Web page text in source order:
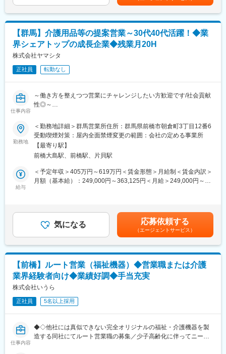
・サービス提供管理・保守
・ご利用者様やご家族へのヒアリング、サービス設計・立上げ
・ケアマネージャーや医療機関、福祉事業所、行政等との調整
・スタッフの採用・指導・育成
・各種プロジェクトへの参加
※担当エリアは選考時の希望を考慮の上、決定します。
【入社直後の流れ】
す。
■入社～1カ月目
格取得。なお、資格取得のための費用は当社負担となります。
■1～3か月目
・OJTを受けながら日勤・夜勤両方の介護現場での業務をお任せ
します。
※研修終了後は現場業務は無くなるため日勤のみ
■3～6か月目
・マネージャー業務を学んでいただきます。ピープルマネジメン
■本配属後
・各事業所の課題や目的に合わせてマネジメント業務に専念頂き
【キャリアパス（例）】
・医療介護スタッフ（2週間程度の基礎研修必要資格取得、現場業
務）
・サービスリーダー（入社3カ月～※研修期間）
・サービス提供責任者（入社半年／年収420～650万円）
・サービスマネージャー（入社1年／年収560～700万円）
・エリアマネージャー（入社1年～／年収700～800万円）
・ブロックマネージャー（年収800～900万円）
・ゼネラルマネージャー（年収900～1200万円）
域加算手当分が異なる※時間外手当は別途全額支給賃金はあくまで
も目安の金額であり、選考を通じて上下する可能性があります。
月給(月額)は固定手当を含めた表記です。
【群馬】介護用品等の提案営業～30代40代活躍！◆業
界シェアトップの成長企業◆残業月20H
株式会社ヤマシタ
正社員 転勤なし
仕事内容
～働き方を整えつつ営業にチャレンジしたい方歓迎です/社会貢献
性◎～
介護用品等の提供を行うケアマネージャーに対する提案をお任せ
します。
ケアマネジャーや実際に介護用品を使用する個人のお客様との信
頼関係を構築していただき、顧客も気づいていないニーズを発掘
していただきます。
生成AIを活用した営業活動で業務を効率化。更には、ケア→予防
にシフトした提案などの競合にはない取り組みを実施していま
月次での訪問計画を策定して1日3件の商談を実施。
具体的には…
・利用者様宅へ訪問し利用状況の確認、ケアマネへ状況や変更点
ーズのヒアリング
・商品勉強会等で接点を確保した新規顧客の開拓
■就業環境：
営業組織は平均残業時間が20時間となっています。また休日は携
帯やPCの使用はできず、チームで対応できる体制を組んでいるた
めメリハリをつけながら働くことができる環境です。
■フォロー体制
他業界からの転職者が7割のため研修制度が充実しています。
■評価制度
各グレードごとにスキル項目を設定し売上目標の達成率だけでは
勤務地
＜勤務地詳細＞群馬営業所住所：群馬県前橋市朝倉町3丁目12番6
受動喫煙対策：屋内全面禁煙変更の範囲：会社の定める事業所
【最寄り駅】
前橋大島駅、前橋駅、片貝駅
給与
＜予定年収＞405万円～619万円＜賃金形態＞月給制＜賃金内訳＞
月額（基本給）：249,000円～363,125円＜月給＞249,000円～
収・営業リーダー：入社3年目625万（月給36万＋賞与＋諸手
当）・所長：入社5年目760万（月給44万＋賞与＋諸手当）賃金は
あくまでも目安の金額であり、選考を通じて上下する可能性があ
ります。月給(月額)は固定手当を含めた表記です。
気になる 応募依頼する
（エージェントサービス）
【前橋】ルート営業（福祉機器）◆営業職または介護
業界経験者向け◆業績好調◆手当充実
株式会社いうら
正社員 5名以上採用
仕事内容
◆◇他社には真似できない完全オリジナルの福祉・介護機器を製
造する同社にてルート営業職の募集／少子高齢化に伴ってニーズ